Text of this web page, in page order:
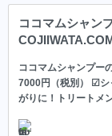
ココマムシャン
ココマムシャンプー
7000円（税別） ☑︎シ
がりに！トリートメ
ちながら落とします